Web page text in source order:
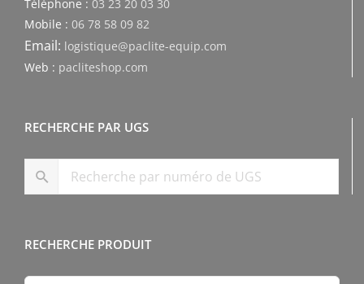
Téléphone : 03 23 20 03 30
Mobile : 06 78 58 09 82
Email: logistique@paclite-equip.com
Web : pacliteshop.com
RECHERCHE PAR UGS
RECHERCHE PRODUIT